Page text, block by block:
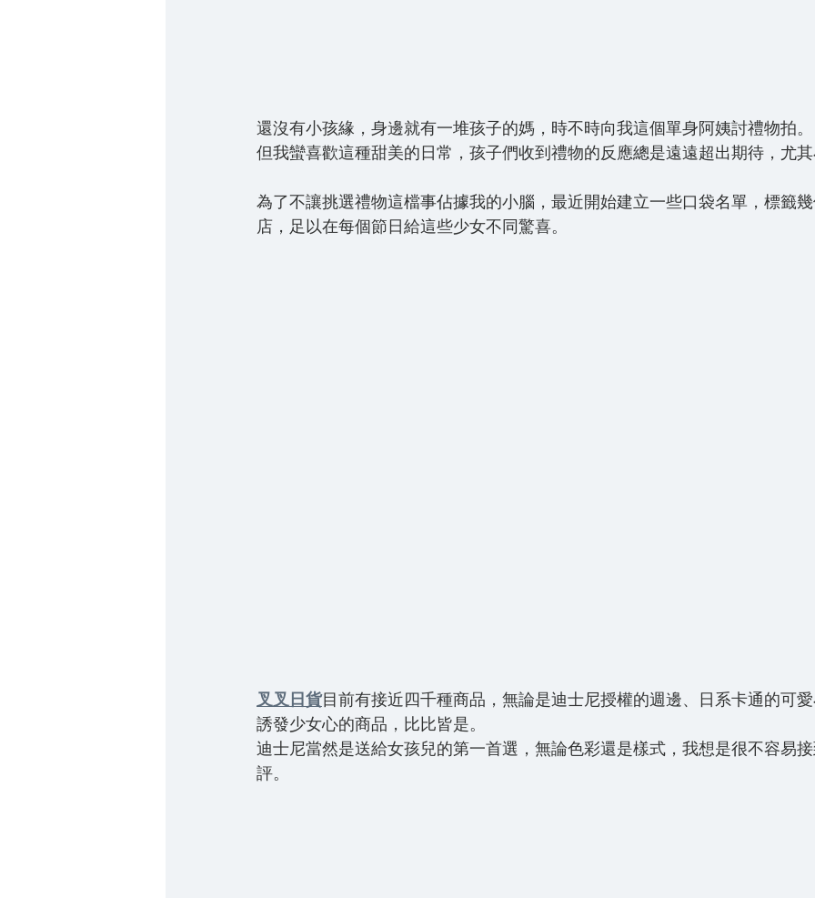
還沒有小孩緣，身邊就有一堆孩子的媽，時不時向我這個單身阿姨討禮物拍。
但我蠻喜歡這種甜美的日常，孩子們收到禮物的反應總是遠遠超出期待，尤
為了不讓挑選禮物這檔事佔據我的小腦，最近開始建立一些口袋名單，標籤
店，足以在每個節日給這些少女不同驚喜。
叉叉日貨目前有接近四千種商品，無論是迪士尼授權的週邊、日系卡通的可
誘發少女心的商品，比比皆是。
迪士尼當然是送給女孩兒的第一首選，無論色彩還是樣式，我想是很不容易
評。